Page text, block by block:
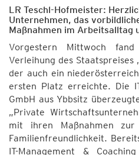
LR Teschl-Hofmeister:
Unternehmen, das
Maßnahmen im Arbeitsalltag
Vorgestern Mittwoch
Verleihung des
der auch ein
ersten Platz erreichte. Die
GmbH aus Ybbsitz
„Private
mit ihren Maßnahmen zur
Familienfreundlichkeit.
IT-Management &